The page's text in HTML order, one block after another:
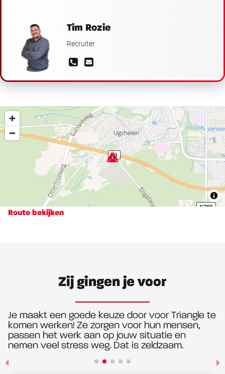
Tim Rozie
Recruiter
Route bekijken
Zij gingen je voor
Je maakt een goede keuze door voor Triangle te
komen werken! Ze zorgen voor hun mensen,
passen het werk aan op jouw situatie en
nemen veel stress weg. Dat is zeldzaam.